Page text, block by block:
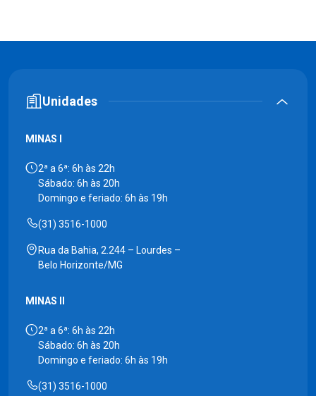
Unidades
MINAS I
2ª a 6ª: 6h às 22h
Sábado: 6h às 20h
Domingo e feriado: 6h às 19h
(31) 3516-1000
Rua da Bahia, 2.244 – Lourdes –
Belo Horizonte/MG
MINAS II
2ª a 6ª: 6h às 22h
Sábado: 6h às 20h
Domingo e feriado: 6h às 19h
(31) 3516-1000